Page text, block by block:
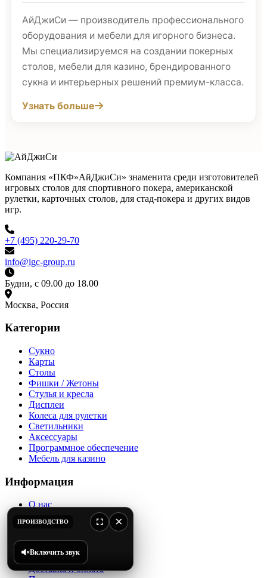
АйДжиСи — производитель профессионального
оборудования и мебели для игорного бизнеса.
Мы специализируемся на создании покерных
столов, мебели для казино, брендированного
сукна и интерьерных решений премиум-класса.
Узнать больше
Компания «ПКФ»АйДжиСи» знаменита среди изготовителей
игровых столов для спортивного покера, американской
рулетки, карточных столов, для стад-покера и других видов
игр.
+7 (495) 220-29-70
info@igc-group.ru
Будни, с 09.00 до 18.00
Москва, Россия
Категории
Сукно
Карты
Столы
Фишки / Жетоны
Стулья и кресла
Дисплеи
Колеса для рулетки
Светильники
Аксессуары
Программное обеспечение
Мебель для казино
Информация
О нас
Оптовым клиентам
Отзывы и Благодарности
Каталог
Доставка и оплата
ПРОИЗВОДСТВО ×
Включить звук